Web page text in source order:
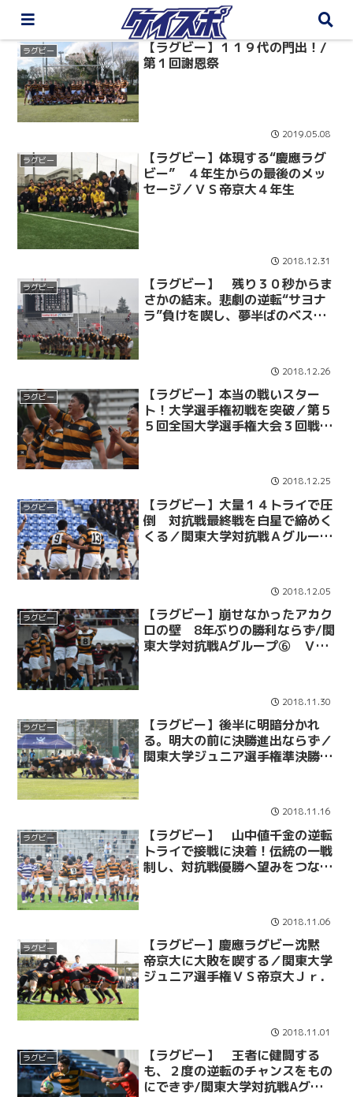
ラグビー
【ラグビー】１１９代の門出！/
第１回謝恩祭
2019.05.08
ラグビー
【ラグビー】体現する“慶應ラグ
ビー” ４年生からの最後のメッ
セージ／ＶＳ帝京大４年生
2018.12.31
ラグビー
【ラグビー】 残り３０秒からま
さかの結末。悲劇の逆転“サヨナ
ラ”負けを喫し、夢半ばのベスト
2018.12.26
ラグビー
【ラグビー】本当の戦いスター
ト！大学選手権初戦を突破／第５
５回全国大学選手権大会３回戦
2018.12.25
ラグビー
【ラグビー】大量１４トライで圧
倒 対抗戦最終戦を白星で締めく
くる／関東大学対抗戦Ａグループ
2018.12.05
ラグビー
【ラグビー】崩せなかったアカク
ロの壁 8年ぶりの勝利ならず/関
東大学対抗戦Aグループ➅ ＶＳ
2018.11.30
ラグビー
【ラグビー】後半に明暗分かれ
る。明大の前に決勝進出ならず／
関東大学ジュニア選手権準決勝Ｖ
2018.11.16
ラグビー
【ラグビー】 山中値千金の逆転
トライで接戦に決着！伝統の一戦
制し、対抗戦優勝へ望みをつな
2018.11.06
ラグビー
【ラグビー】慶應ラグビー沈黙
帝京大に大敗を喫する／関東大学
ジュニア選手権ＶＳ帝京大Ｊｒ．
2018.11.01
ラグビー
【ラグビー】 王者に健闘する
も、２度の逆転のチャンスをもの
にできず/関東大学対抗戦Aグル